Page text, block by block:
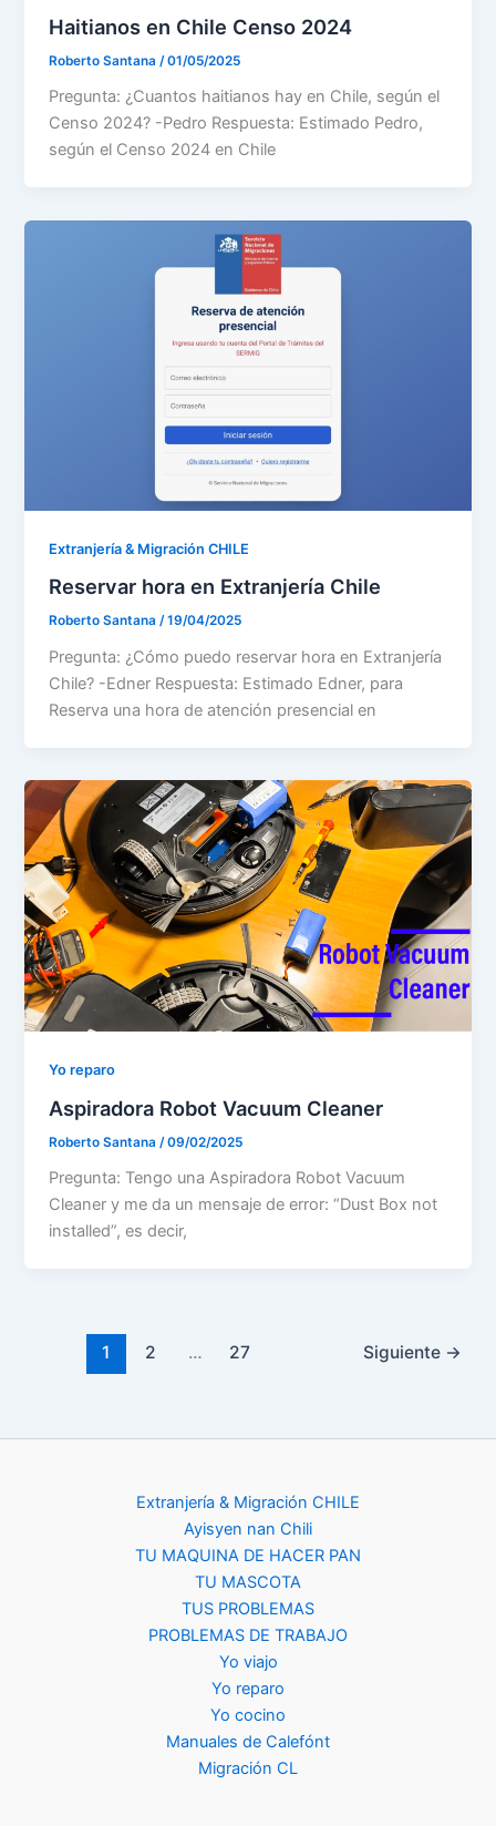
Haitianos en Chile Censo 2024
Roberto Santana /01/05/2025
Pregunta: ¿Cuantos haitianos hay en Chile, según el
Censo 2024? -Pedro Respuesta: Estimado Pedro,
según el Censo 2024 en Chile
Extranjería & Migración CHILE
Reservar hora en Extranjería Chile
Roberto Santana/19/04/2025
Pregunta: ¿Cómo puedo reservar hora en Extranjería
Chile? -Edner Respuesta: Estimado Edner, para
Reserva una hora de atención presencial en
Yo reparo
Aspiradora Robot Vacuum Cleaner
Roberto Santana /09/02/2025
Pregunta: Tengo una Aspiradora Robot Vacuum
Cleaner y me da un mensaje de error: “Dust Box not
installed”, es decir,
1 2 … 27 Siguiente →
Extranjería & Migración CHILE
Ayisyen nan Chili
TU MAQUINA DE HACER PAN
TU MASCOTA
TUS PROBLEMAS
PROBLEMAS DE TRABAJO
Yo viajo
Yo reparo
Yo cocino
Manuales de Calefónt
Migración CL